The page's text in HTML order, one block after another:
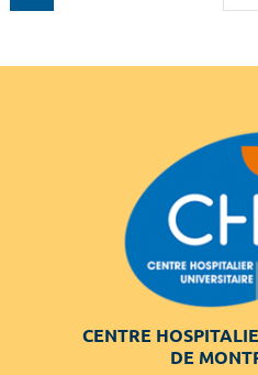
CENTRE
DE